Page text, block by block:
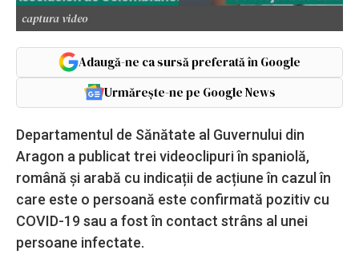
captura video
Adaugă-ne ca sursă preferată în Google
Urmărește-ne pe Google News
Departamentul de Sănătate al Guvernului din
Aragon a publicat trei videoclipuri în spaniolă,
română și arabă cu indicații de acțiune în cazul în
care este o persoană este confirmată pozitiv cu
COVID-19 sau a fost în contact strâns al unei
persoane infectate.